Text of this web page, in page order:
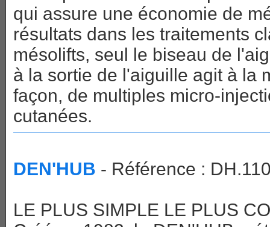
qui assure une économie de
résultats dans les traitements
mésolifts, seul le biseau de
à la sortie de l'aiguille agit à la
façon, de multiples micro-
cutanées.
DEN'HUB - Référence :
LE PLUS SIMPLE LE PLUS